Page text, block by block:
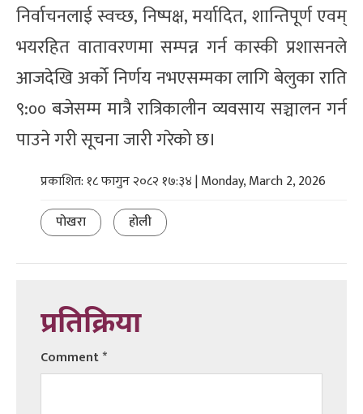
निर्वाचनलाई स्वच्छ, निष्पक्ष, मर्यादित, शान्तिपूर्ण एवम्
भयरहित वातावरणमा सम्पन्न गर्न कास्की प्रशासनले
आजदेखि अर्को निर्णय नभएसम्मका लागि बेलुका राति
९:०० बजेसम्म मात्रै रात्रिकालीन व्यवसाय सञ्चालन गर्न
पाउने गरी सूचना जारी गरेको छ।
प्रकाशित: १८ फागुन २०८२ १७:३४ | Monday, March 2, 2026
पोखरा
होली
प्रतिक्रिया
Comment*